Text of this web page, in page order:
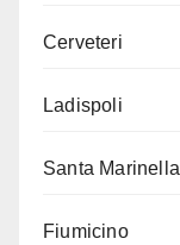
Cerveteri
Ladispoli
Santa Marinella
Fiumicino